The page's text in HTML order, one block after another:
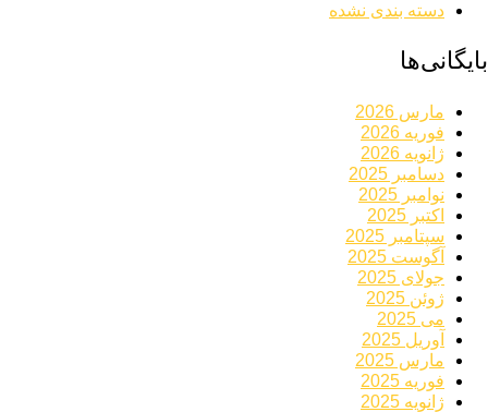
دسته بندی نشده
بایگانی‌ها
مارس 2026
فوریه 2026
ژانویه 2026
دسامبر 2025
نوامبر 2025
اکتبر 2025
سپتامبر 2025
آگوست 2025
جولای 2025
ژوئن 2025
می 2025
آوریل 2025
مارس 2025
فوریه 2025
ژانویه 2025